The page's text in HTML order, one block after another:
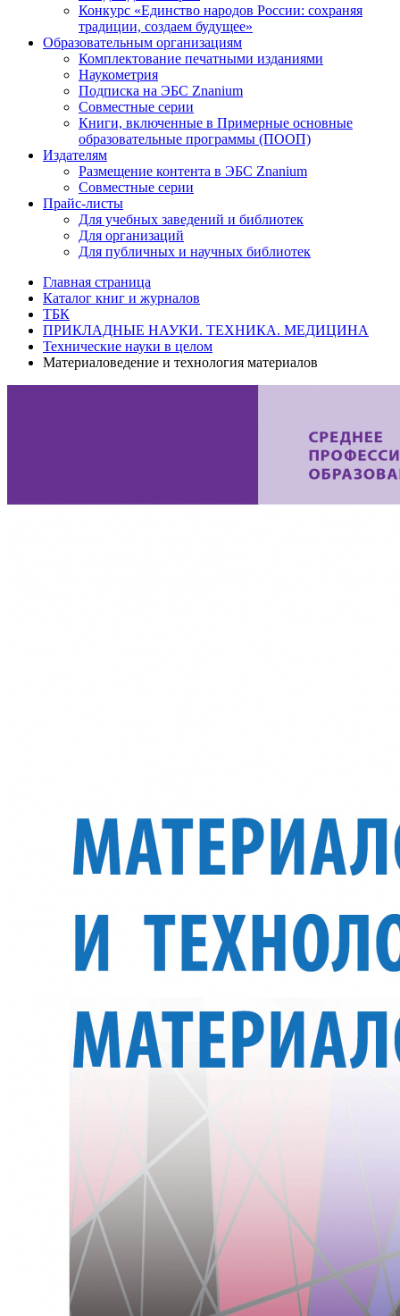
Конкурс «Единство народов России: сохраняя
традиции, создаем будущее»
Образовательным организациям
Комплектование печатными изданиями
Наукометрия
Подписка на ЭБС Znanium
Совместные серии
Книги, включенные в Примерные основные
образовательные программы (ПООП)
Издателям
Размещение контента в ЭБС Znanium
Совместные серии
Прайс-листы
Для учебных заведений и библиотек
Для организаций
Для публичных и научных библиотек
Главная страница
Каталог книг и журналов
ТБК
ПРИКЛАДНЫЕ НАУКИ. ТЕХНИКА. МЕДИЦИНА
Технические науки в целом
Материаловедение и технология материалов